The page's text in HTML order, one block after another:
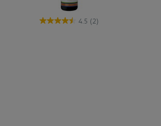
4.5 (2)